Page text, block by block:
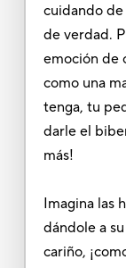
cuidando de
de verdad.
emoción de
como una
tenga, tu
darle el
más!
Imagina las
dándole a
cariño,